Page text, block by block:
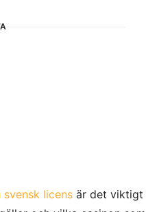
licensär det viktigt